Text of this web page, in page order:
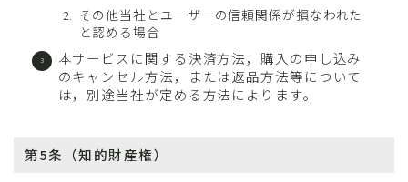
その他当社とユーザーの信頼関係が損なわれた
と認める場合
本サービスに関する決済方法，購入の申し込み
のキャンセル方法，または返品方法等について
は，別途当社が定める方法によります。
第5条（知的財産権）